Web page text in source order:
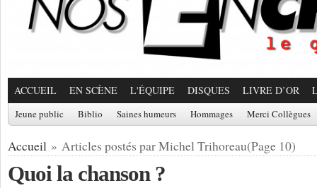
ACCUEIL EN SCÈNE L'ÉQUIPE DISQUES LIVRE D’OR
Jeune public Biblio Saines humeurs Hommages Merci Collègues
Accueil » Articles postés par Michel Trihoreau(Page 10)
Quoi la chanson ?